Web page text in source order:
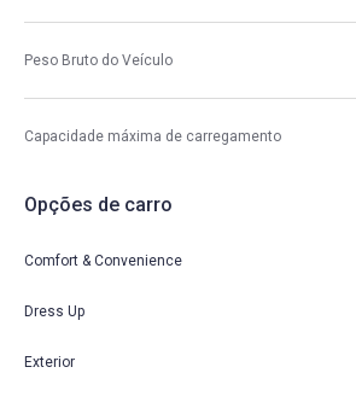
Peso Bruto do Veículo
Capacidade máxima de carregamento
Opções de carro
Comfort & Convenience
Dress Up
Exterior